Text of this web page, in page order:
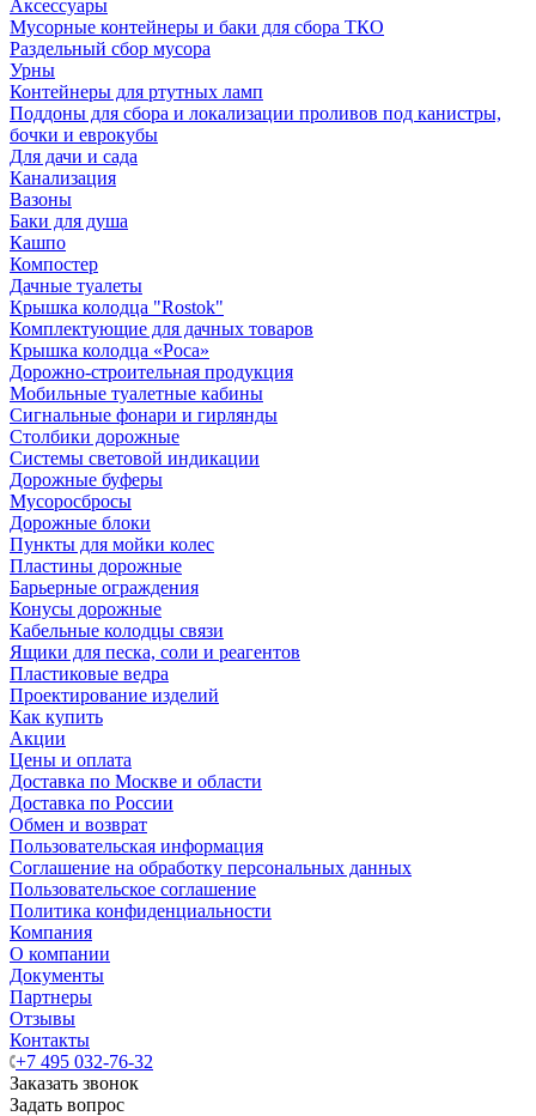
Аксессуары
Мусорные контейнеры и баки для сбора ТКО
Раздельный сбор мусора
Урны
Контейнеры для ртутных ламп
Поддоны для сбора и локализации проливов под канистры,
бочки и еврокубы
Для дачи и сада
Канализация
Вазоны
Баки для душа
Кашпо
Компостер
Дачные туалеты
Крышка колодца "Rostok"
Комплектующие для дачных товаров
Крышка колодца «Роса»
Дорожно-строительная продукция
Мобильные туалетные кабины
Сигнальные фонари и гирлянды
Столбики дорожные
Системы световой индикации
Дорожные буферы
Мусоросбросы
Дорожные блоки
Пункты для мойки колес
Пластины дорожные
Барьерные ограждения
Конусы дорожные
Кабельные колодцы связи
Ящики для песка, соли и реагентов
Пластиковые ведра
Проектирование изделий
Как купить
Акции
Цены и оплата
Доставка по Москве и области
Доставка по России
Обмен и возврат
Пользовательская информация
Соглашение на обработку персональных данных
Пользовательское соглашение
Политика конфиденциальности
Компания
О компании
Документы
Партнеры
Отзывы
Контакты
+7 495 032-76-32
Заказать звонок
Задать вопрос